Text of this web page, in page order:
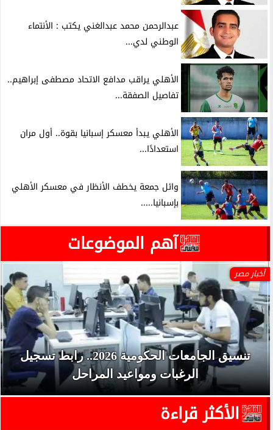
عبدالرحمن محمد عبدالغني يكتب : الأنتماء
الوطني لدي...
الأهلي يراقب مدافع الاتحاد مصطفى إبراهيم..
تفاصيل الصفقة...
الأهلي يبدأ معسكر إسبانيا بقوة.. أول مران
استعدادًا...
وائل جمعة يخطف الأنظار في معسكر الأهلي
بإسبانيا.....
آهم الموضوعات
أخبار مصر
تنسيق الجامعات الحكومية 2026.. رابط تسجيل
الرغبات ومواعيد المراحل
الأكثر قراءة